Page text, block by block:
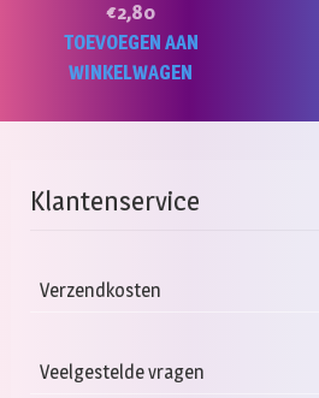
€2,80
TOEVOEGEN AAN
WINKELWAGEN
Klantenservice
Verzendkosten
Veelgestelde vragen